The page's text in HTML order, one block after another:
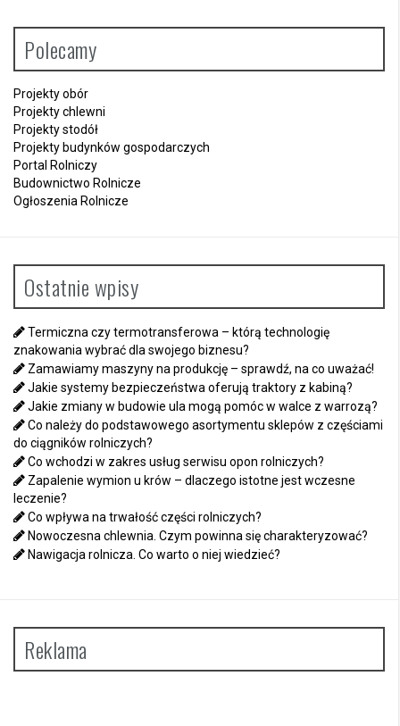
j
Polecamy
Projekty obór
Projekty chlewni
Projekty stodół
Projekty budynków gospodarczych
Portal Rolniczy
Budownictwo Rolnicze
Ogłoszenia Rolnicze
Ostatnie wpisy
Termiczna czy termotransferowa – którą technologię
znakowania wybrać dla swojego biznesu?
Zamawiamy maszyny na produkcję – sprawdź, na co uważać!
Jakie systemy bezpieczeństwa oferują traktory z kabiną?
Jakie zmiany w budowie ula mogą pomóc w walce z warrozą?
Co należy do podstawowego asortymentu sklepów z częściami
do ciągników rolniczych?
Co wchodzi w zakres usług serwisu opon rolniczych?
Zapalenie wymion u krów – dlaczego istotne jest wczesne
leczenie?
Co wpływa na trwałość części rolniczych?
Nowoczesna chlewnia. Czym powinna się charakteryzować?
Nawigacja rolnicza. Co warto o niej wiedzieć?
Reklama